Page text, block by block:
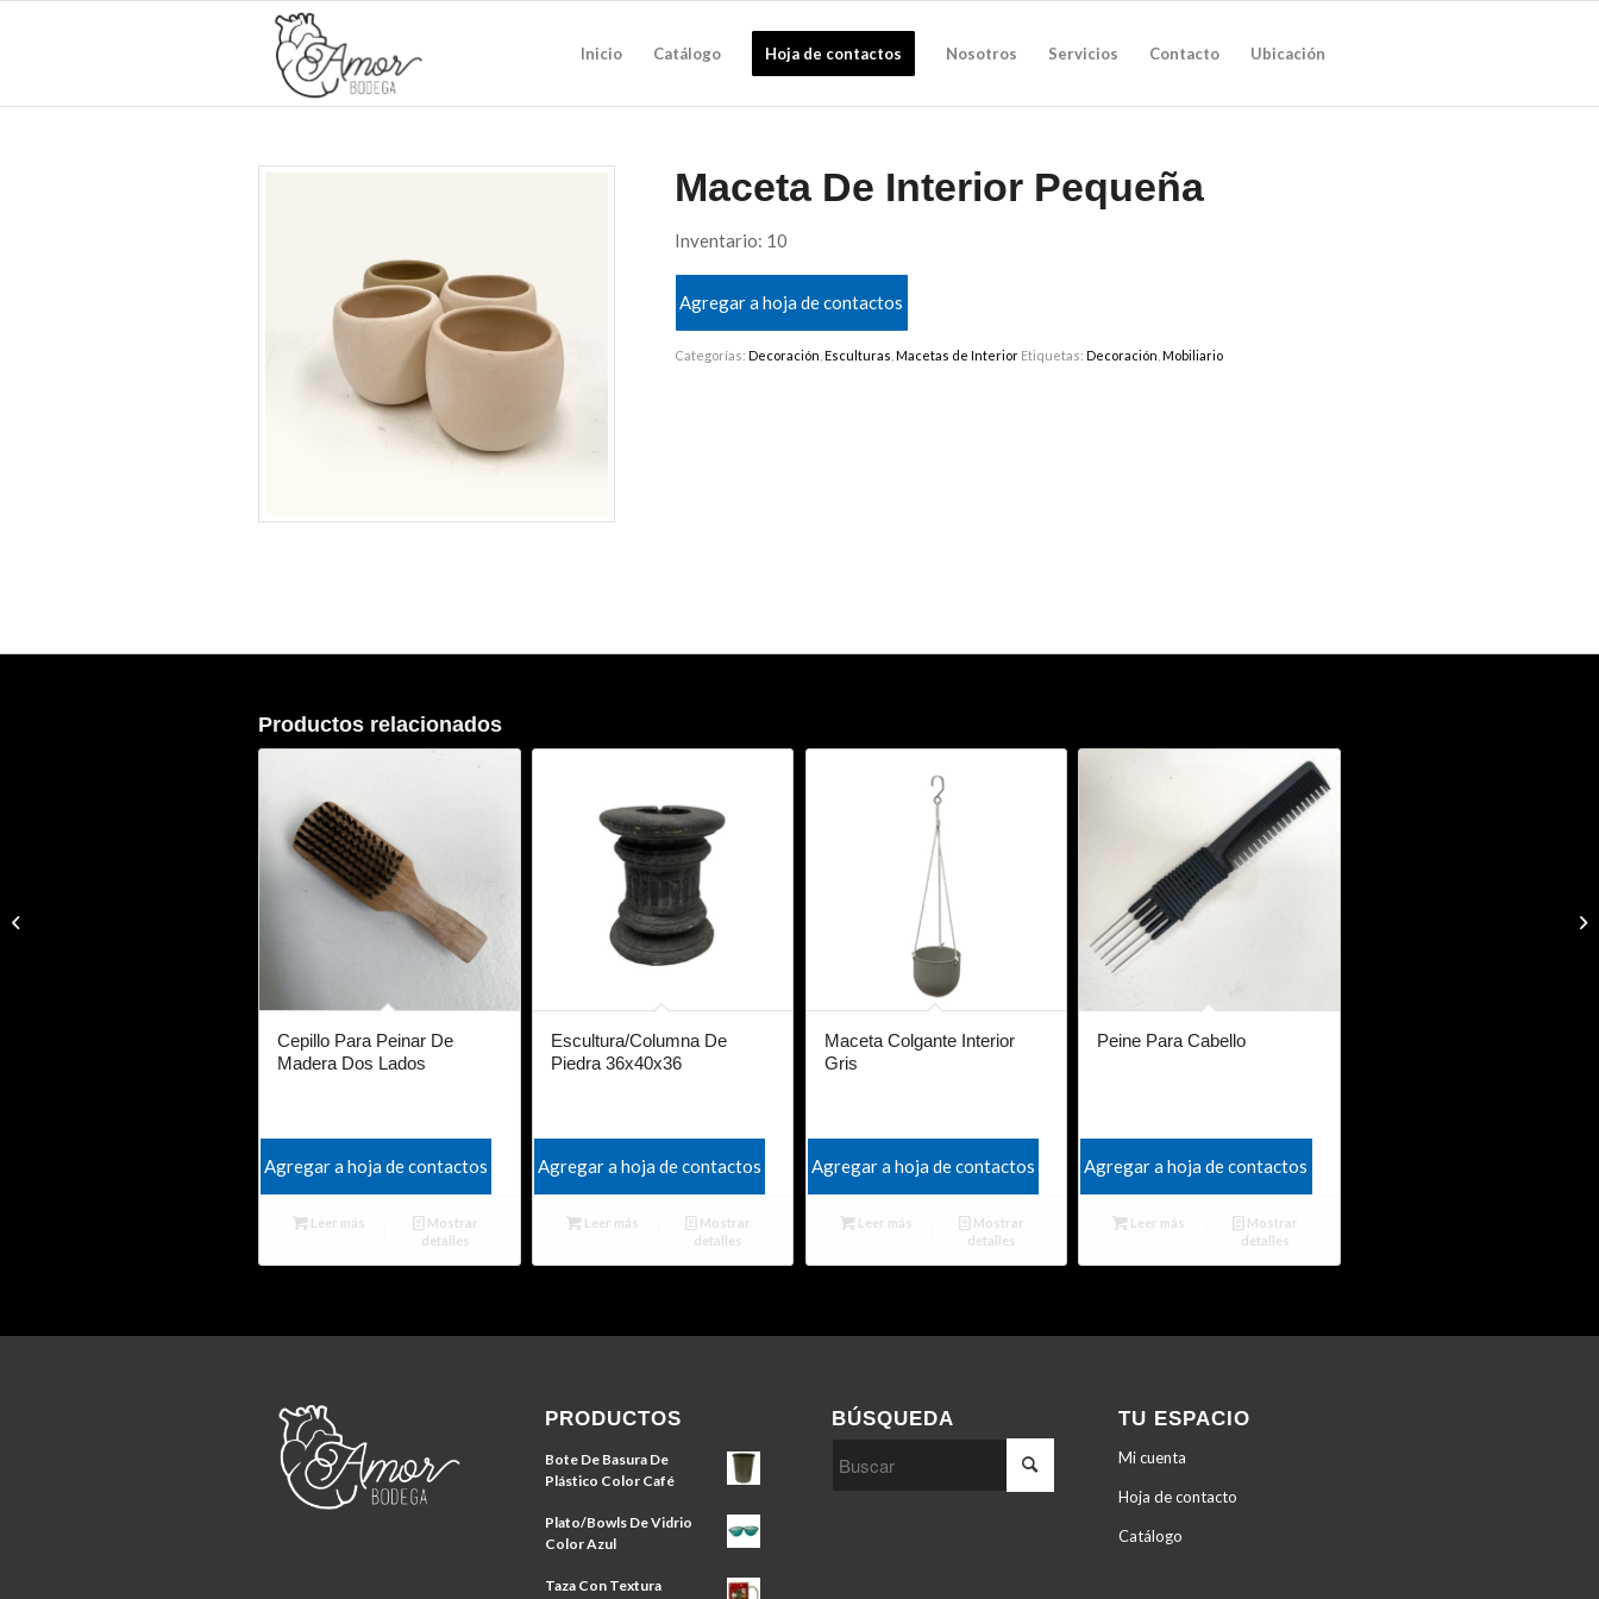
Inicio Catálogo Hoja de contactos Nosotros Servicios Contacto Ubicación
Maceta De Interior Pequeña
Inventario: 10
Agregar a hoja de contactos
Categorías:Decoración ,Esculturas ,Macetas de Interior Etiquetas:Decoración ,Mobiliario
Productos relacionados
Cepillo Para Peinar De
Madera Dos Lados
Agregar a hoja de contactos
Leer más
Mostrar
detalles
Escultura/Columna De
Piedra 36x40x36
Agregar a hoja de contactos
Leer más
Mostrar
detalles
Maceta Colgante Interior
Gris
Agregar a hoja de contactos
Leer más
Mostrar
detalles
Peine Para Cabello
Agregar a hoja de contactos
Leer más
Mostrar
detalles
PRODUCTOS
Bote De Basura De
Plástico Color Café
Plato/Bowls De Vidrio
Color Azul
Taza Con Textura
BÚSQUEDA TU ESPACIO
Mi cuenta
Hoja de contacto
Catálogo